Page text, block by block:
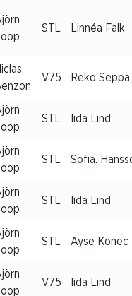
STL Linnéa Falk
V75 Reko Seppä
STL Iida Lind
STL Sofia.
STL Iida Lind
STL Ayse Könec
V75 Iida Lind